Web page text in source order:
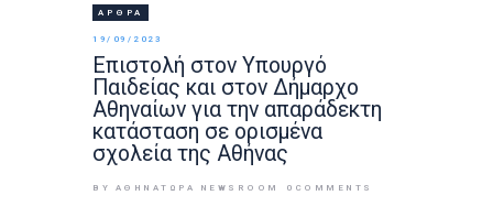
ΆΡΘΡΑ
19/09/2023
Επιστολή στον Υπουργό
Παιδείας και στον Δήμαρχο
Αθηναίων για την απαράδεκτη
κατάσταση σε ορισμένα
σχολεία της Αθήνας
BY ΑΘΉΝΑΤΩΡΑ NEWSROOM 0 COMMENTS